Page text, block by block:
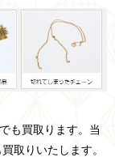
も買取ります。当
取りいたします。